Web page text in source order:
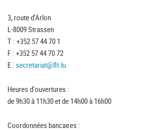
3, route d'Arlon
L-8009 Strassen
T : +352 57 44 70 1
F : +352 57 44 70 72
E : secretariat@flt.lu
Heures d'ouvertures :
de 9h30 à 11h30 et de 14h00 à 16h00
Coordonnées bancaires :